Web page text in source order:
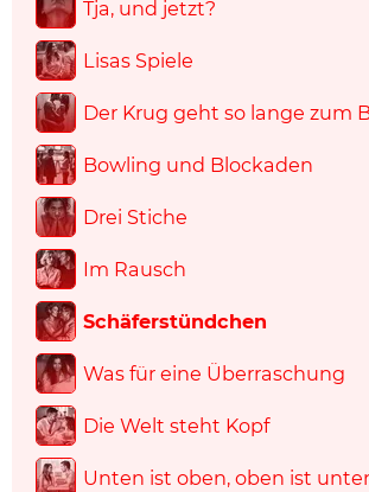
Tja, und jetzt?
Lisas Spiele
Der Krug geht so lange zum
Bowling und Blockaden
Drei Stiche
Im Rausch
Schäferstündchen
Was für eine Überraschung
Die Welt steht Kopf
Unten ist oben, oben ist